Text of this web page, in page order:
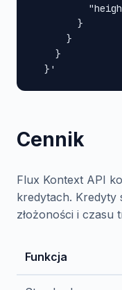
        }
      }
    }
  }'
Cennik
Flux Kontext API
kredytach. Kredyty
złożoności i czasu
Funkcja